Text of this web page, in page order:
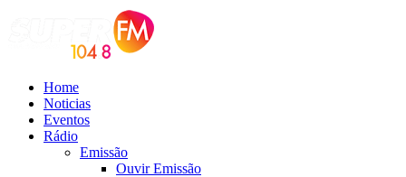
Home
Noticias
Eventos
Rádio
Emissão
Ouvir Emissão